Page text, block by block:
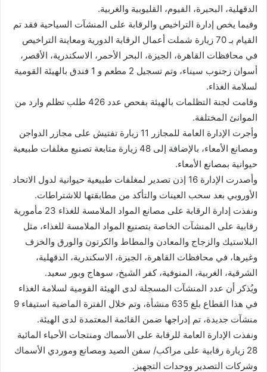
الدقهلية، البحيرة، الفيوم، القليوبية والغربية.
وفيما يخص إدارة التراخيص والرقابة على المنشآت السياحية فقد تم
القيام بـ 70 زيارة شملت أعمال الرقابة الدورية ومعاينة التراخيص
في محافظات القاهرة، الجيزة، البحر الأحمر، الاسكندرية، الأقصر،
أسوان زجنوب سيناء، وتم تسجيل 2 مطعم و 1 فندق بالهيئة القومية
لسلامة الغذاء.
وقامت لجنة التظلمات بالهيئة بفحص عدد 426 طلب تظلم وارد من
الموانئ المختلفة.
وأجرت الإدارة العامة للمجازر 11 زيارة تفتيش على مجازر الدواجن
ومصانع الأمعاء، بالإضافة إلى 48 زيارة متابعة تصنيع مغلفات طبيعية
حيوانية بمصانع الأمعاء.
وأصدرت الإدارة 16 إذن تصدير لمغلفات طبيعية حيوانية لدول الاتحاد
الأوروبي بعد سحب العينات والتأكد من مطابقتها للاشتراطات.
ونفذت إدارة الرقابة على مصانع المواد الملامسة للغذاء 23 مأمورية
رقابية على المنشآت الخاصة بتصنيع المواد الملامسة للغذاء، مثل
البلاستيك والزجاج والمعادن والمطاط والكرتون والورق والخزف
وغيرها، في محافظات القاهرة، الجيزة، الاسكندرية، الدقهلية،
الشرقية، الغربية، المنوفية، كفر الشيخ، سوهاج وبور سعيد.
ويُذكر أن عدد المنشآت المسجلة لدى الهيئة القومية لسلامة الغذاء
في هذا القطاع بلغ 635 منشأة، وتم خلال الفترة الماضية استيفاء 9
منشآت جديدة، تم إدراجها ضمن القائمة المعتمدة لدى الهيئة.
ونفذت الإدارة العامة للرقابة على الأسماك ومنتجات الأحياء المائية
28 زيارة رقابية على مراكب/ سفن الصيد ومصانع وموردي الأسماك
وشركات التصدير ووحدات التجهيز.